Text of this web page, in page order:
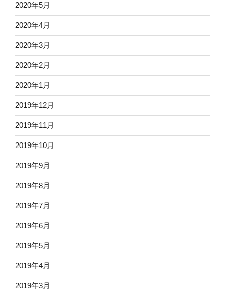
2020年5月
2020年4月
2020年3月
2020年2月
2020年1月
2019年12月
2019年11月
2019年10月
2019年9月
2019年8月
2019年7月
2019年6月
2019年5月
2019年4月
2019年3月